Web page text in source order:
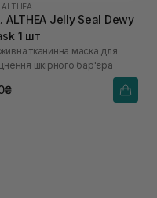
ALTHEA
ALTHEA Jelly Seal Dewy
1 шт
тканинна маска для
шкірного бар'єра